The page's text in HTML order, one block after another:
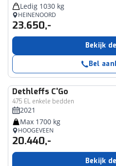
Ledig 1030 kg
HEINENOORD
23.650,-
Bekijk
Bel
Dethleffs C'Go
475 EL enkele bedden
2021
Max 1700 kg
HOOGEVEEN
20.440,-
Bekijk